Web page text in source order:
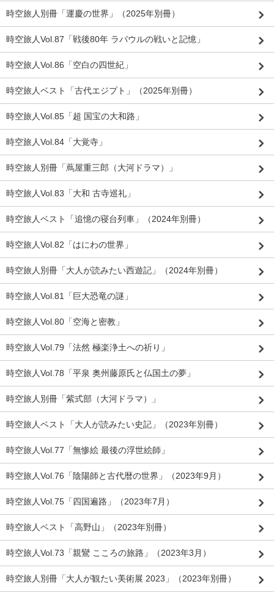
時空旅人別冊「運慶の世界」（2025年別冊）
時空旅人Vol.87「戦後80年 ラバウルの戦いと記憶」
時空旅人Vol.86「空白の四世紀」
時空旅人ベスト「古代エジプト」（2025年別冊）
時空旅人Vol.85「超 国宝の大和路」
時空旅人Vol.84「大覚寺」
時空旅人別冊「蔦屋重三郎（大河ドラマ）」
時空旅人Vol.83「大和 古寺巡礼」
時空旅人ベスト「追憶の寝台列車」（2024年別冊）
時空旅人Vol.82「はにわの世界」
時空旅人別冊「大人が読みたい西遊記」（2024年別冊）
時空旅人Vol.81「巨大恐竜の謎」
時空旅人Vol.80「空海と密教」
時空旅人Vol.79「法然 極楽浄土への祈り」
時空旅人Vol.78「平泉 奥州藤原氏と仏国土の夢」
時空旅人別冊「紫式部（大河ドラマ）」
時空旅人ベスト「大人が読みたい史記」（2023年別冊）
時空旅人Vol.77「無惨絵 最後の浮世絵師」
時空旅人Vol.76「陰陽師と古代暦の世界」（2023年9月）
時空旅人Vol.75「四国遍路」（2023年7月）
時空旅人ベスト「高野山」（2023年別冊）
時空旅人Vol.73「親鸞 こころの旅路」（2023年3月）
時空旅人別冊「大人が観たい美術展 2023」（2023年別冊）